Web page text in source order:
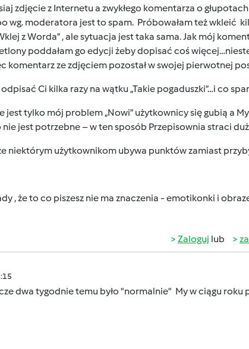
zdjęcie z Internetu a zwykłego komentarza o
wg. moderatora jest to spam. Próbowałam też wkleić
z Worda” , ale sytuacja jest taka sama. Jak mój
poddałam go edycji żeby dopisać coś
komentarz ze zdjęciem pozostał w swojej pierwotnej
Ci kilka razy na wątku „Takie pogaduszki”…i co
jest tylko mój problem „Nowi” użytkownicy się gubią a
jest potrzebne – w ten sposób Przepisownia straci
niektórym użytkownikom ubywa punktów zamiast
, że to co piszesz nie ma znaczenia - emotikonki i
Zaloguj lub
dwa tygodnie temu było "normalnie" My w ciągu roku